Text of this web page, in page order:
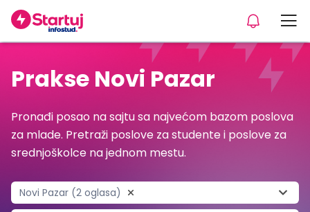
Prakse Novi Pazar
Pronađi posao na sajtu sa najvećom bazom poslova
za mlade. Pretraži poslove za studente i poslove za
srednjoškolce na jednom mestu.
Novi Pazar (2 oglasa)